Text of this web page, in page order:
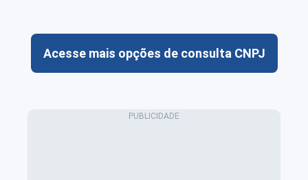
Acesse mais opções de consulta CNPJ